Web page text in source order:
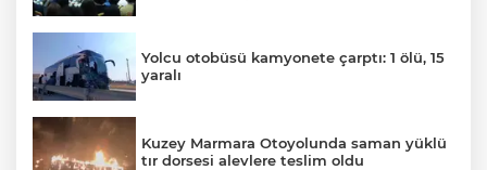
Yolcu otobüsü kamyonete çarptı: 1 ölü, 15
yaralı
Kuzey Marmara Otoyolunda saman yüklü
tır dorsesi alevlere teslim oldu